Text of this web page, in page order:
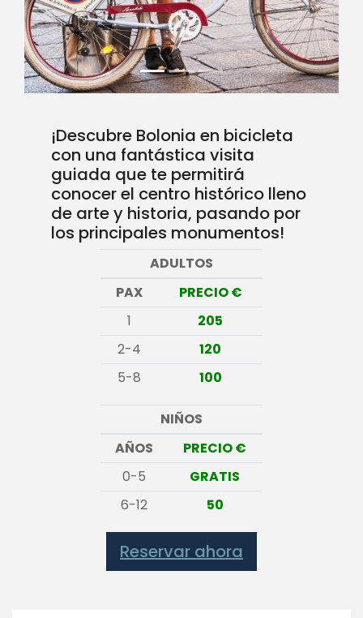
¡Descubre Bolonia en bicicleta
con una fantástica visita
guiada que te permitirá
conocer el centro histórico lleno
de arte y historia, pasando por
los principales monumentos!
ADULTOS
PAX
PRECIO €
1
205
2-4
120
5-8
100
NIÑOS
AÑOS
PRECIO €
0-5
GRATIS
6-12
50
Reservar ahora